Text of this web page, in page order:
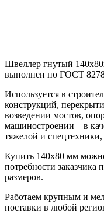
Швеллер гнутый
выполнен по ГОСТ
Используется в
конструкций,
возведении мостов,
машиностроении – в
тяжелой и спецтехники,
Купить 140х80 мм
потребности заказчика
размеров.
Работаем крупным и
поставки в любой